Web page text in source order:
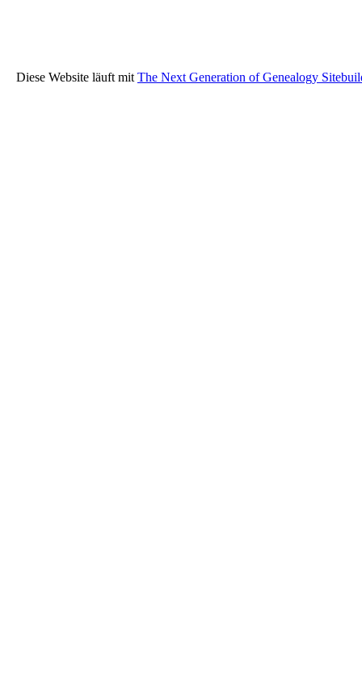
Diese Website läuft mit The Next Generation of Genealogy